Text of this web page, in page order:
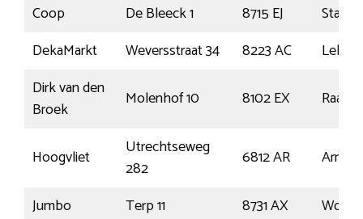
Coop
De Bleeck 1 8715 EJ
DekaMarkt
Weversstraat 34 8223 AC
Dirk van den
Broek
Molenhof 10 8102 EX Raalte
Hoogvliet
Utrechtseweg
282
6812 AR
Jumbo
Terp 11 8731 AX